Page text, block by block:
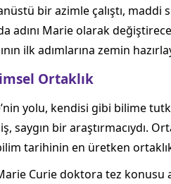
bir azimle çalıştı, maddi
adını Marie olarak
ilk adımlarına zemin
Ortaklık
yolu, kendisi gibi bilime
saygın bir araştırmacıydı.
tarihinin en üretken
Curie doktora tez konusu